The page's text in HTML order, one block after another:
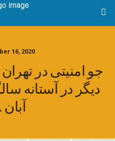
16, 2020
جو امنیتی در
دیگر در آستانه
آبان ۹۸